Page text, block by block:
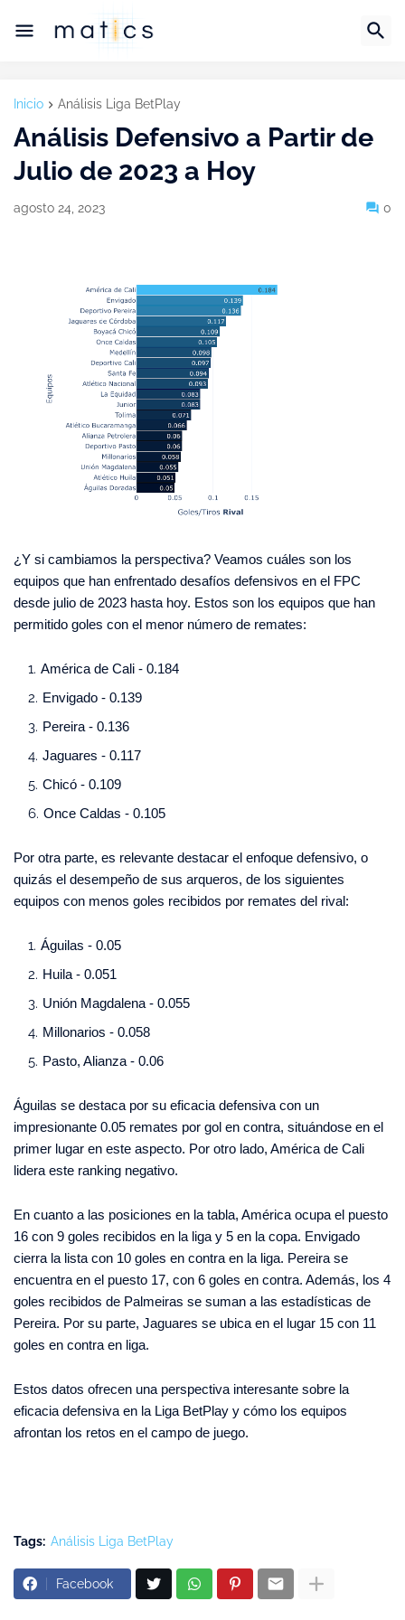
Inicio Análisis Liga BetPlay
Análisis Defensivo a Partir de
Julio de 2023 a Hoy
agosto 24, 2023 0
¿Y si cambiamos la perspectiva? Veamos cuáles son los
equipos que han enfrentado desafíos defensivos en el FPC
desde julio de 2023 hasta hoy. Estos son los equipos que han
permitido goles con el menor número de remates:
América de Cali - 0.184
Envigado - 0.139
Pereira - 0.136
Jaguares - 0.117
Chicó - 0.109
Once Caldas - 0.105
Por otra parte, es relevante destacar el enfoque defensivo, o
quizás el desempeño de sus arqueros, de los siguientes
equipos con menos goles recibidos por remates del rival:
Águilas - 0.05
Huila - 0.051
Unión Magdalena - 0.055
Millonarios - 0.058
Pasto, Alianza - 0.06
Águilas se destaca por su eficacia defensiva con un
impresionante 0.05 remates por gol en contra, situándose en el
primer lugar en este aspecto. Por otro lado, América de Cali
lidera este ranking negativo.
En cuanto a las posiciones en la tabla, América ocupa el puesto
16 con 9 goles recibidos en la liga y 5 en la copa. Envigado
cierra la lista con 10 goles en contra en la liga. Pereira se
encuentra en el puesto 17, con 6 goles en contra. Además, los 4
goles recibidos de Palmeiras se suman a las estadísticas de
Pereira. Por su parte, Jaguares se ubica en el lugar 15 con 11
goles en contra en liga.
Estos datos ofrecen una perspectiva interesante sobre la
eficacia defensiva en la Liga BetPlay y cómo los equipos
afrontan los retos en el campo de juego.
Tags: Análisis Liga BetPlay
Facebook